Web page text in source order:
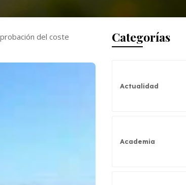
del coste
Categorías
Actualidad
Academia